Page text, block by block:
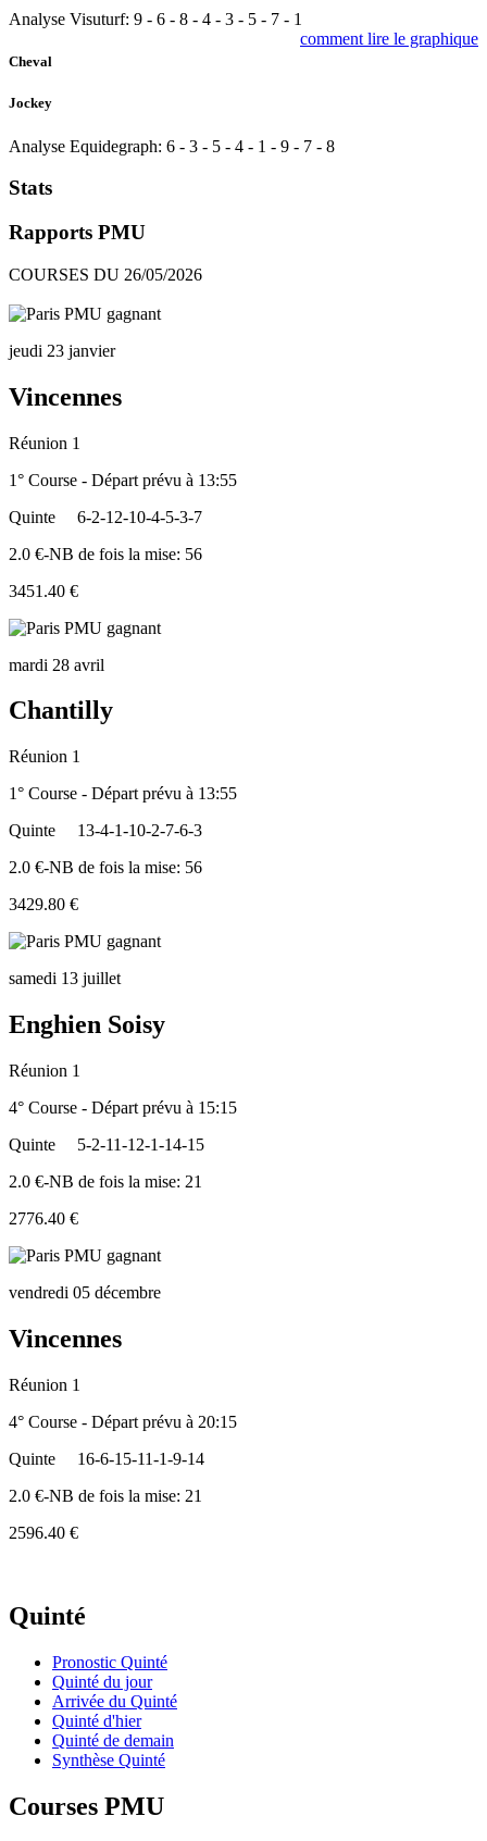
Analyse Visuturf: 9 - 6 - 8 - 4 - 3 - 5 - 7 - 1
comment lire le graphique
Cheval
Jockey
Analyse Equidegraph: 6 - 3 - 5 - 4 - 1 - 9 - 7 - 8
Stats
Rapports PMU
COURSES DU 26/05/2026
jeudi 23 janvier
Vincennes
Réunion 1
1° Course - Départ prévu à 13:55
Quinte
6-2-12-10-4-5-3-7
2.0 €-NB de fois la mise: 56
3451.40 €
mardi 28 avril
Chantilly
Réunion 1
1° Course - Départ prévu à 13:55
Quinte
13-4-1-10-2-7-6-3
2.0 €-NB de fois la mise: 56
3429.80 €
samedi 13 juillet
Enghien Soisy
Réunion 1
4° Course - Départ prévu à 15:15
Quinte
5-2-11-12-1-14-15
2.0 €-NB de fois la mise: 21
2776.40 €
vendredi 05 décembre
Vincennes
Réunion 1
4° Course - Départ prévu à 20:15
Quinte
16-6-15-11-1-9-14
2.0 €-NB de fois la mise: 21
2596.40 €
Quinté
Pronostic Quinté
Quinté du jour
Arrivée du Quinté
Quinté d'hier
Quinté de demain
Synthèse Quinté
Courses PMU